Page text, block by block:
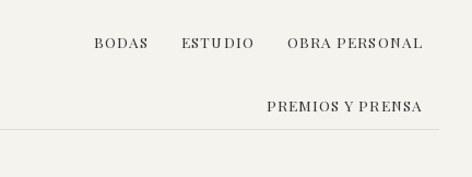
BODAS ESTUDIO OBRA PERSONAL
PREMIOS Y PRENSA